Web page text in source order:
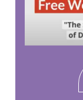
webinaires à
notre